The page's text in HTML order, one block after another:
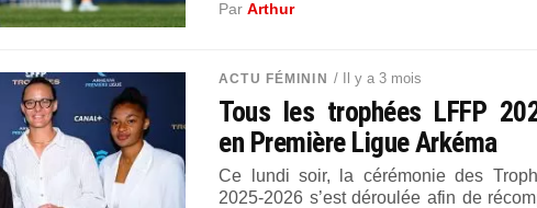
ParArthur
ACTU FÉMININ / Il y a 3 mois
Tous les trophées LFFP
en Première Ligue Arkéma
Ce lundi soir, la cérémonie des
2025-2026 s’est déroulée afin de